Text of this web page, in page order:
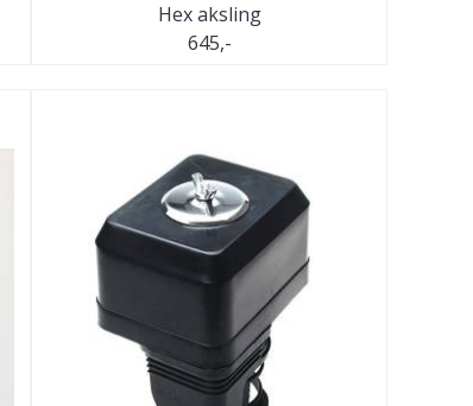
Hex aksling
645,-